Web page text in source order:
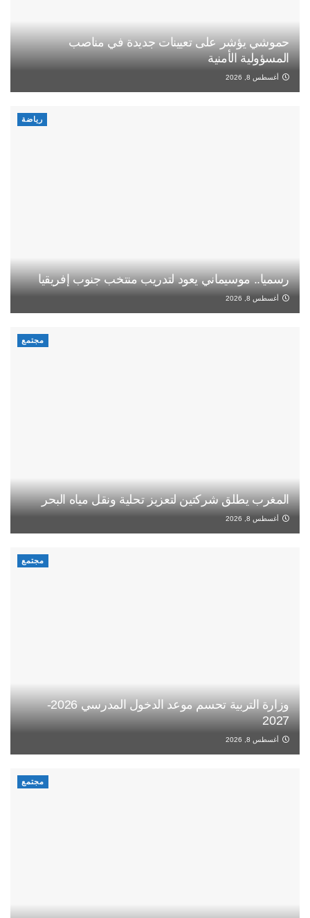
حموشي يؤشر على تعيينات جديدة في مناصب
المسؤولية الأمنية
أغسطس 8, 2026
رياضة
رسميا.. موسيماني يعود لتدريب منتخب جنوب إفريقيا
أغسطس 8, 2026
مجتمع
المغرب يطلق شركتين لتعزيز تحلية ونقل مياه البحر
أغسطس 8, 2026
مجتمع
وزارة التربية تحسم موعد الدخول المدرسي 2026-
2027
أغسطس 8, 2026
مجتمع